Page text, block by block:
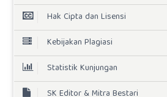
Hak Cipta dan Lisensi
Kebijakan Plagiasi
Statistik Kunjungan